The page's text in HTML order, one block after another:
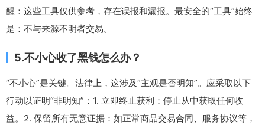
醒：这些工具仅供参考，存在误报和漏报。最安全的“工具”始终
是：不与来源不明者交易。
5.不小心收了黑钱怎么办？
“不小心”是关键。法律上，这涉及“主观是否明知”。应采取以下
行动以证明“非明知”：1. 立即终止获利：停止从中获取任何收
益。2. 保留所有无意证据：如正常商品交易合同、服务协议等，